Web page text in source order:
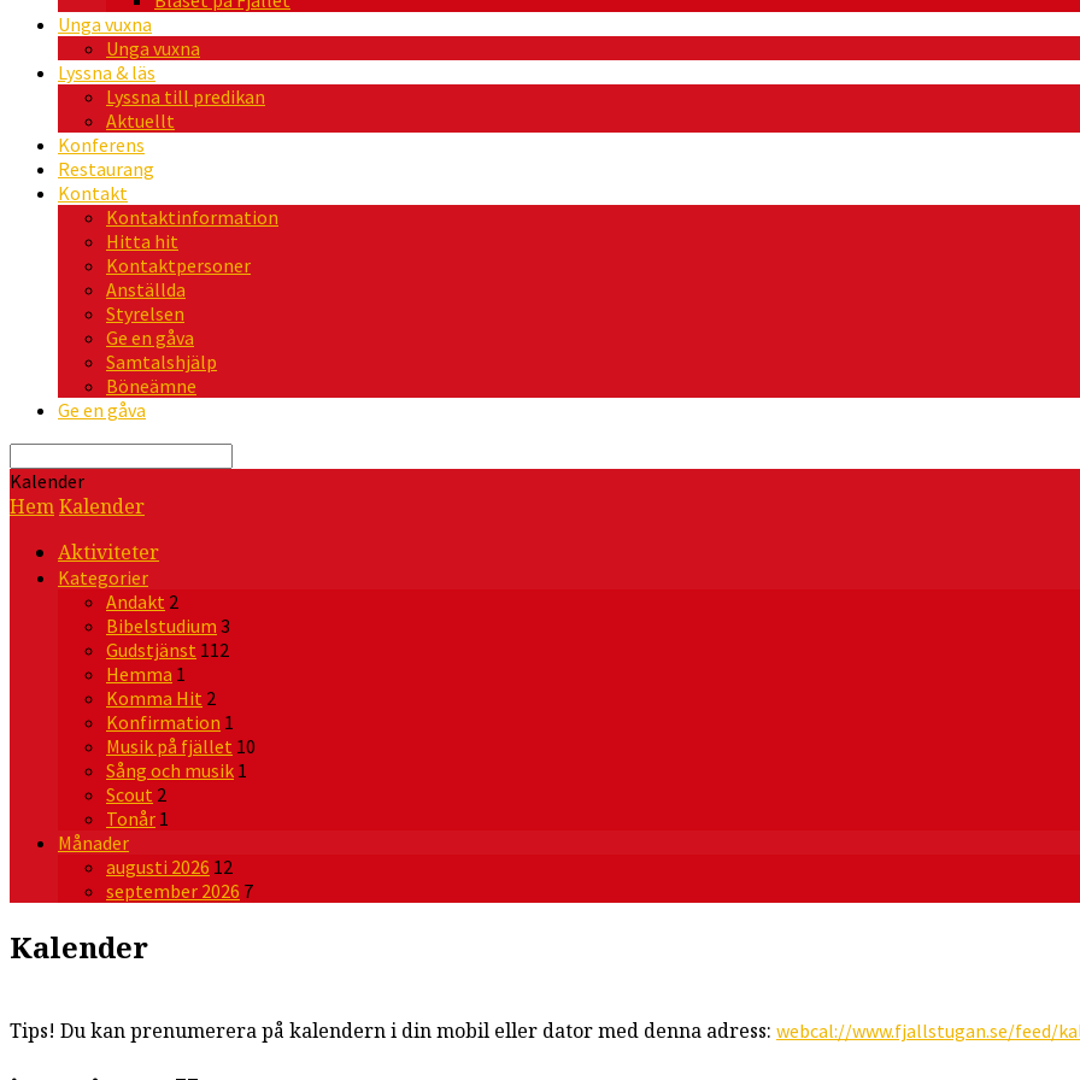
Unga vuxna
Unga vuxna
Lyssna & läs
Lyssna till predikan
Aktuellt
Konferens
Restaurang
Kontakt
Kontaktinformation
Hitta hit
Kontaktpersoner
Anställda
Styrelsen
Ge en gåva
Samtalshjälp
Böneämne
Ge en gåva
Sök
Kalender
HemKalender
Aktiviteter
Kategorier
Andakt 2
Bibelstudium 3
Gudstjänst 112
Hemma 1
Komma Hit 2
Konfirmation 1
Musik på fjället 10
Sång och musik 1
Scout 2
Tonår 1
Månader
augusti 2026 12
september 2026 7
Kalender
Tips! Du kan prenumerera på kalendern i din mobil eller dator med denna adress: webcal://www.fjallstugan.se/feed/